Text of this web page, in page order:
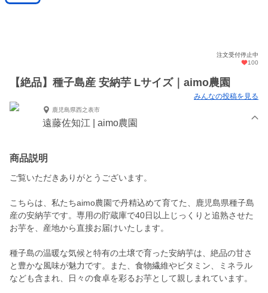
注文受付停止中
100
【絶品】種子島産 安納芋 Lサイズ｜aimo農園
みんなの投稿を見る
鹿児島県西之表市
遠藤佐知江 | aimo農園
商品説明
ご覧いただきありがとうございます。
こちらは、私たちaimo農園で丹精込めて育てた、鹿児島県種子島
産の安納芋です。専用の貯蔵庫で40日以上じっくりと追熟させた
お芋を、産地から直接お届けいたします。
種子島の温暖な気候と特有の土壌で育った安納芋は、絶品の甘さ
と豊かな風味が魅力です。また、食物繊維やビタミン、ミネラル
なども含まれ、日々の食卓を彩るお芋として親しまれています。